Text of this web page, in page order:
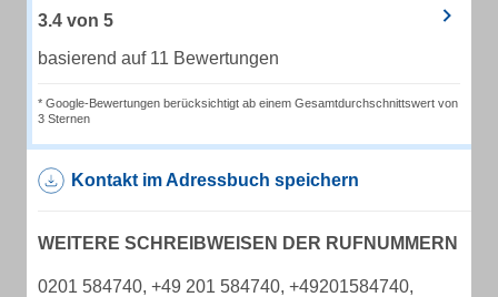
3.4 von 5
basierend auf 11 Bewertungen
* Google-Bewertungen berücksichtigt ab einem Gesamtdurchschnittswert von
3 Sternen
Kontakt im Adressbuch speichern
WEITERE SCHREIBWEISEN DER RUFNUMMERN
0201 584740, +49 201 584740, +49201584740,